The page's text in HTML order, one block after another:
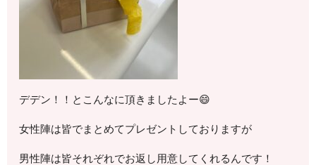
デデン！！とこんなに頂きましたよー😄
女性陣は皆でまとめてプレゼントしておりますが
男性陣は皆それぞれでお返し用意してくれるんです！